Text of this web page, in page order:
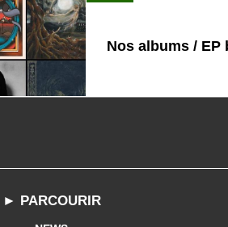
Nos albums / EP
► PARCOURIR